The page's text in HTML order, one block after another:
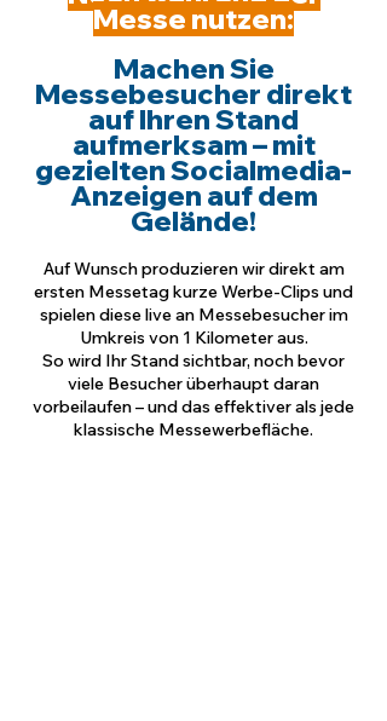
Messe nutzen:
Machen Sie
Messebesucher direkt
auf Ihren Stand
aufmerksam – mit
gezielten Socialmedia-
Anzeigen auf dem
Gelände!
Auf Wunsch produzieren wir direkt am
ersten Messetag kurze Werbe-Clips und
spielen diese live an Messebesucher im
Umkreis von 1 Kilometer aus.
So wird Ihr Stand sichtbar, noch bevor
viele Besucher überhaupt daran
vorbeilaufen – und das effektiver als jede
klassische Messewerbefläche.